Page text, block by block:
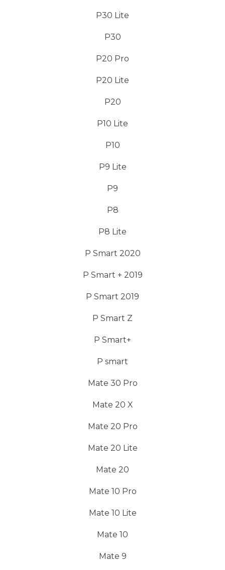
P30 Lite
P30
P20 Pro
P20 Lite
P20
P10 Lite
P10
P9 Lite
P9
P8
P8 Lite
P Smart 2020
P Smart + 2019
P Smart 2019
P Smart Z
P Smart+
P smart
Mate 30 Pro
Mate 20 X
Mate 20 Pro
Mate 20 Lite
Mate 20
Mate 10 Pro
Mate 10 Lite
Mate 10
Mate 9